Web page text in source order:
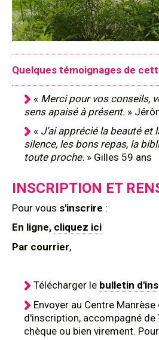
Quelques témoignages de
« Merci pour vos conseils,
sens apaisé à présent. »
« J’ai apprécié la beauté et
silence, les bons repas, la
toute proche. » Gilles 59 ans
INSCRIPTION ET
Pour vous s'inscrire :
En ligne, cliquez ici
Par courrier,
Télécharger le bulletin
Envoyer au Centre Manrèse
d'inscription, accompagné de
chèque ou bien virement.